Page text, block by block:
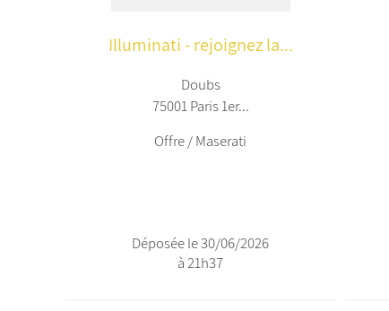
Illuminati - rejoignez la...
Doubs
75001 Paris 1er...
Offre / Maserati
Déposée le 30/06/2026
à 21h37